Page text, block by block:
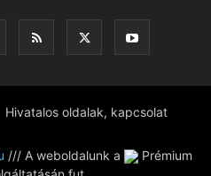
Hivatalos oldalak, kapcsolat
/// A weboldalunk a
Prémium